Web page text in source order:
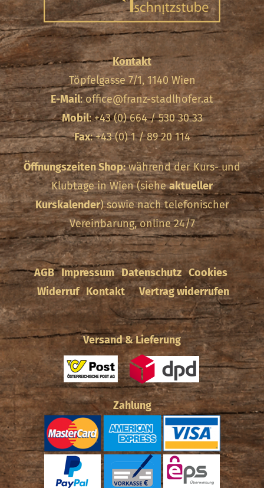
Kontakt
Töpfelgasse 7/1, 1140 Wien
E-Mail:office@franz-stadlhofer.at
Mobil: +43 (0) 664 / 530 30 33
Fax: +43 (0) 1 / 89 20 114
Öffnungszeiten Shop:während der Kurs- und
Klubtage in Wien (sieheaktueller
Kurskalender) sowie nach telefonischer
Vereinbarung, online 24/7
AGB Impressum Datenschutz Cookies
Widerruf Kontakt Vertrag widerrufen
Versand & Lieferung
Zahlung